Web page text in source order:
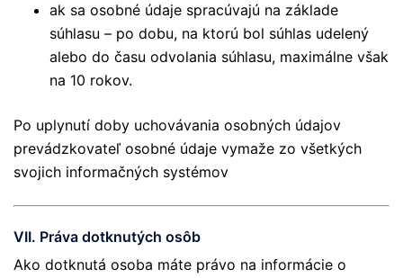
ak sa osobné údaje spracúvajú na základe
súhlasu – po dobu, na ktorú bol súhlas udelený
alebo do času odvolania súhlasu, maximálne však
na 10 rokov.
Po uplynutí doby uchovávania osobných údajov
prevádzkovateľ osobné údaje vymaže zo všetkých
svojich informačných systémov
VII. Práva dotknutých osôb
Ako dotknutá osoba máte právo na informácie o